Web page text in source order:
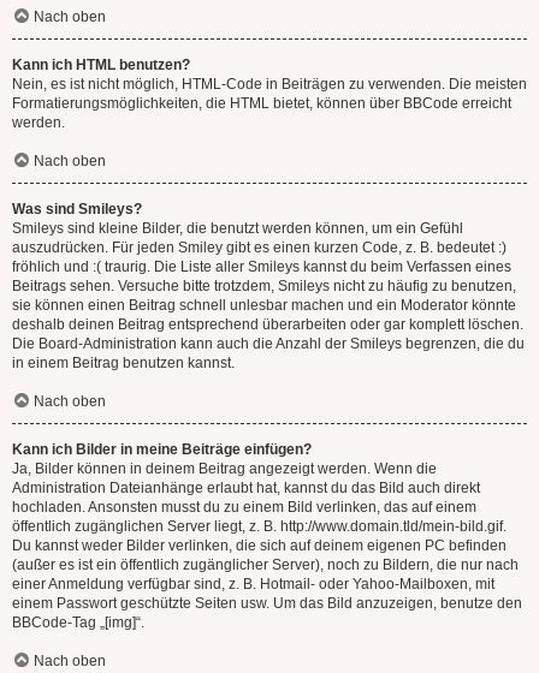
Nach oben
Kann ich HTML benutzen?
Nein, es ist nicht möglich, HTML-Code in Beiträgen zu verwenden. Die meisten
Formatierungsmöglichkeiten, die HTML bietet, können über BBCode erreicht
werden.
Nach oben
Was sind Smileys?
Smileys sind kleine Bilder, die benutzt werden können, um ein Gefühl
auszudrücken. Für jeden Smiley gibt es einen kurzen Code, z. B. bedeutet :)
fröhlich und :( traurig. Die Liste aller Smileys kannst du beim Verfassen eines
Beitrags sehen. Versuche bitte trotzdem, Smileys nicht zu häufig zu benutzen,
sie können einen Beitrag schnell unlesbar machen und ein Moderator könnte
deshalb deinen Beitrag entsprechend überarbeiten oder gar komplett löschen.
Die Board-Administration kann auch die Anzahl der Smileys begrenzen, die du
in einem Beitrag benutzen kannst.
Nach oben
Kann ich Bilder in meine Beiträge einfügen?
Ja, Bilder können in deinem Beitrag angezeigt werden. Wenn die
Administration Dateianhänge erlaubt hat, kannst du das Bild auch direkt
hochladen. Ansonsten musst du zu einem Bild verlinken, das auf einem
öffentlich zugänglichen Server liegt, z. B. http://www.domain.tld/mein-bild.gif.
Du kannst weder Bilder verlinken, die sich auf deinem eigenen PC befinden
(außer es ist ein öffentlich zugänglicher Server), noch zu Bildern, die nur nach
einer Anmeldung verfügbar sind, z. B. Hotmail- oder Yahoo-Mailboxen, mit
einem Passwort geschützte Seiten usw. Um das Bild anzuzeigen, benutze den
BBCode-Tag „[img]“.
Nach oben